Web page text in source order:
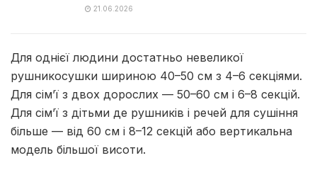
21.06.2026
Для однієї людини достатньо невеликої
рушникосушки шириною 40–50 см з 4–6 секціями.
Для сім’ї з двох дорослих — 50–60 см і 6–8 секцій.
Для сім’ї з дітьми де рушників і речей для сушіння
більше — від 60 см і 8–12 секцій або вертикальна
модель більшої висоти.